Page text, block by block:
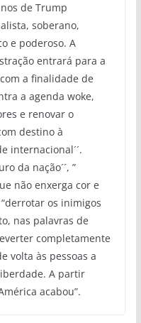
de Trump
soberano,
e poderoso. A
entrará para a
a finalidade de
a agenda woke,
e renovar o
destino à
internacional´´.
da nação´´, ”
não enxerga cor e
os inimigos
nas palavras de
completamente
volta às pessoas a
A partir
acabou”.